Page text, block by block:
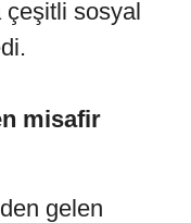
çeşitli sosyal
misafir
gelen